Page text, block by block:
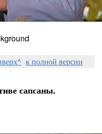
к полной версии
сапсаны.